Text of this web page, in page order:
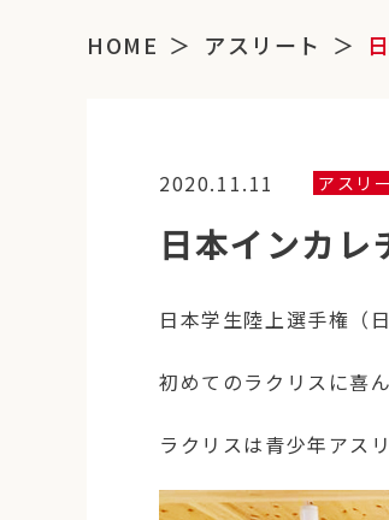
HOME アスリート
2020.11.11 アスリ
日本インカレ
日本学生陸上選手権（
初めてのラクリスに喜
ラクリスは青少年アス